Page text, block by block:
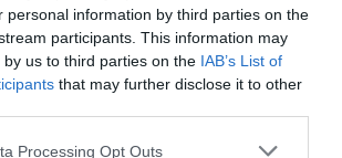
personal information by third parties on the
participants. This information may
us to third parties on the IAB’s List of
that may further disclose it to other
website/app uses one or more Google
Processing Opt Outs
Ugyanakkor a beszédben
is név szerint említett,
hogy akik